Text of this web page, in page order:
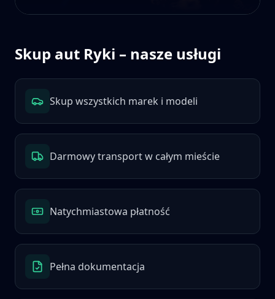
Skup aut Ryki – nasze usługi
Skup wszystkich marek i modeli
Darmowy transport w całym mieście
Natychmiastowa płatność
Pełna dokumentacja